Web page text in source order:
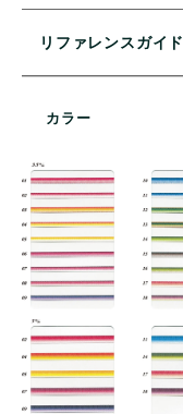
リファレンスガイド
カラー